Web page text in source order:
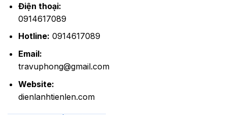
Điện thoại:
0914617089
Hotline: 0914617089
Email:
travuphong@gmail.com
Website:
dienlanhtienlen.com